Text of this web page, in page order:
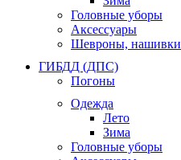
Головные уборы
Аксессуары
Шевроны, нашивки
ГИБДД (ДПС)
Погоны
Одежда
Лето
Зима
Головные уборы